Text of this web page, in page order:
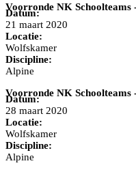
Voorronde NK Schoolteams
Datum:
21 maart 2020
Locatie:
Wolfskamer
Discipline:
Alpine
Voorronde NK Schoolteams
Datum:
28 maart 2020
Locatie:
Wolfskamer
Discipline:
Alpine